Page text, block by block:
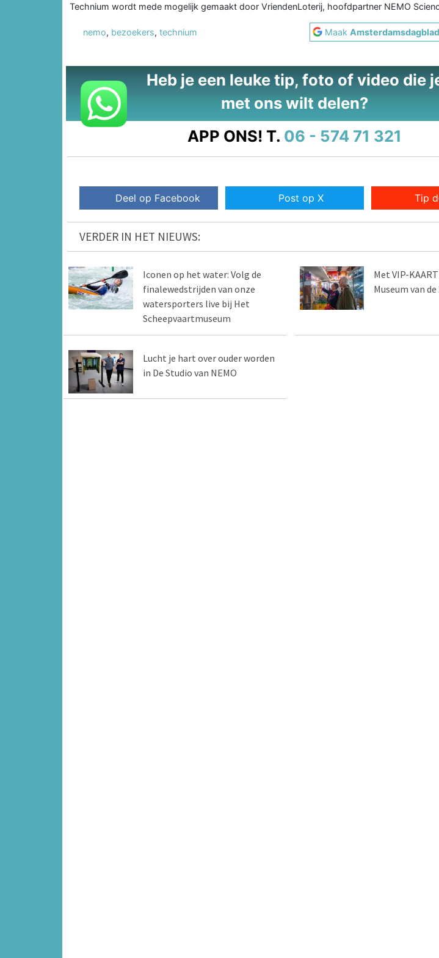
Technium wordt mede mogelijk gemaakt door VriendenLoterij, hoofdpartner NEMO
nemo, bezoekers, technium MaakAmsterdamsdagblad
Heb je een leuke tip, foto of video die
met ons wilt delen?
APP ONS! T. 06 - 574 71 321
Deel op Facebook Post op X Tip
VERDER IN HET NIEUWS:
Iconen op het water: Volg de
finalewedstrijden van onze
watersporters live bij Het
Scheepvaartmuseum
Met VIP-
Museum van de
Lucht je hart over ouder worden
in De Studio van NEMO